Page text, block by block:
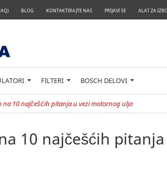
BLOG KONTAKTIRAJTE NAS PRIJAVI SE ALAT ZA
FILTERI BOSCH DELOVI
na 10 najčešćih pitanja u vezi motornog ulja
10 najčešćih